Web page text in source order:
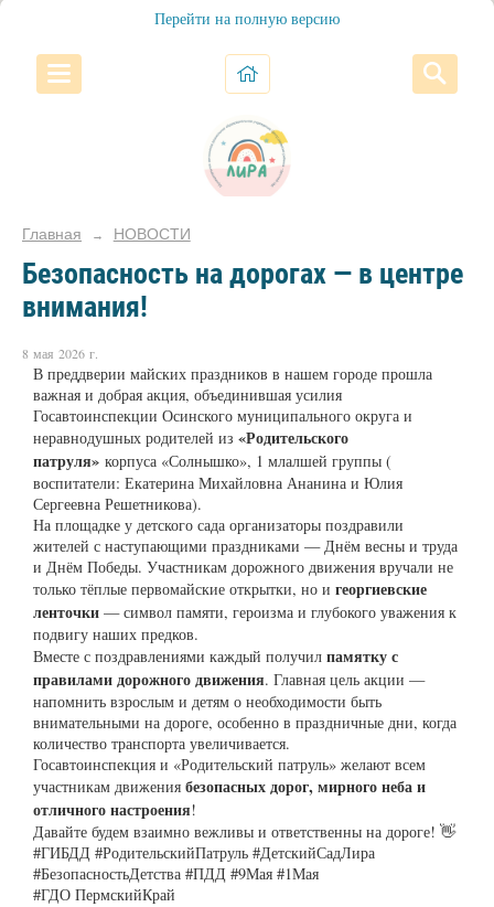
Перейти на полную версию
Главная → НОВОСТИ
Безопасность на дорогах — в центре
внимания!
8 мая 2026 г.
В преддверии майских праздников в нашем городе прошла
важная и добрая акция, объединившая усилия
Госавтоинспекции Осинского муниципального округа и
неравнодушных родителей из «Родительского
патруля» корпуса «Солнышко», 1 млалшей группы (
воспитатели: Екатерина Михайловна Ананина и Юлия
Сергеевна Решетникова).
На площадке у детского сада организаторы поздравили
жителей с наступающими праздниками — Днём весны и труда
и Днём Победы. Участникам дорожного движения вручали не
только тёплые первомайские открытки, но и георгиевские
ленточки — символ памяти, героизма и глубокого уважения к
подвигу наших предков.
Вместе с поздравлениями каждый получил памятку с
правилами дорожного движения. Главная цель акции —
напомнить взрослым и детям о необходимости быть
внимательными на дороге, особенно в праздничные дни, когда
количество транспорта увеличивается.
Госавтоинспекция и «Родительский патруль» желают всем
участникам движения безопасных дорог, мирного неба и
отличного настроения!
Давайте будем взаимно вежливы и ответственны на дороге! 👋
#ГИБДД #РодительскийПатруль #ДетскийСадЛира
#БезопасностьДетства #ПДД #9Мая #1Мая
#ГДО ПермскийКрай